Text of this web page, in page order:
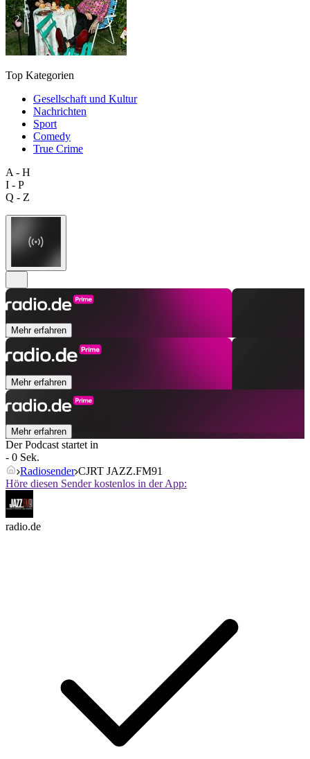
Top Kategorien
Gesellschaft und Kultur
Nachrichten
Sport
Comedy
True Crime
A - H
I - P
Q - Z
Mehr erfahren
Mehr erfahren
Mehr erfahren
Der Podcast startet in
- 0 Sek.
Radiosender CJRT JAZZ.FM91
Höre diesen Sender kostenlos in der App:
radio.de